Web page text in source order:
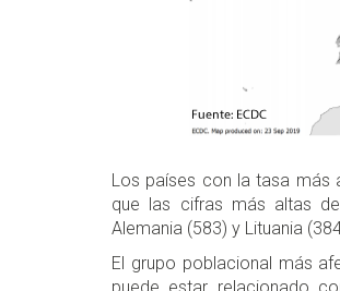
Los países con la tasa más
que las cifras más altas
Alemania (583) y Lituania
El grupo poblacional más